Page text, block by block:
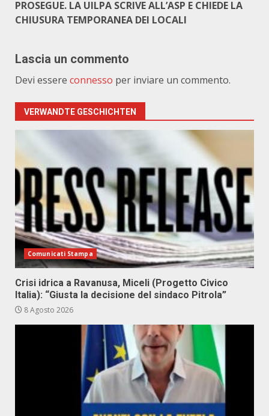
PROSEGUE. LA UILPA SCRIVE ALL’ASP E CHIEDE LA
CHIUSURA TEMPORANEA DEI LOCALI
Lascia un commento
Devi essere connesso per inviare un commento.
VERWANDTE GESCHICHTEN
Comunicati Stampa
Crisi idrica a Ravanusa, Miceli (Progetto Civico
Italia): “Giusta la decisione del sindaco Pitrola”
8 Agosto 2026